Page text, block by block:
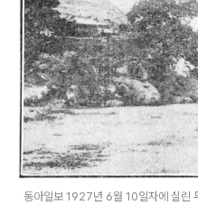
동아일보 1927년 6월 10일자에 실린